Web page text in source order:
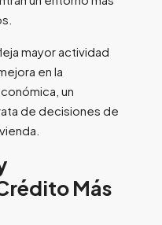
mayor actividad
en la
un
de decisiones de
Más